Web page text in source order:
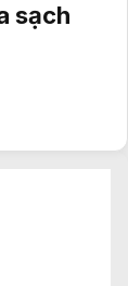
sạch